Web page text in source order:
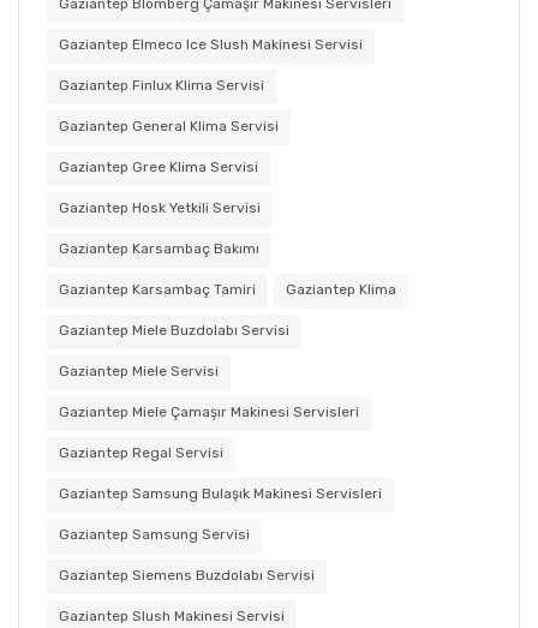
Gaziantep Elmeco Ice Slush Makinesi Servisi
Gaziantep Finlux Klima Servisi
Gaziantep General Klima Servisi
Gaziantep Gree Klima Servisi
Gaziantep Hosk Yetkili Servisi
Gaziantep Karsambaç Bakımı
Gaziantep Karsambaç Tamiri Gaziantep Klima
Gaziantep Miele Buzdolabı Servisi
Gaziantep Miele Servisi
Gaziantep Miele Çamaşır Makinesi Servisleri
Gaziantep Regal Servisi
Gaziantep Samsung Bulaşık Makinesi Servisleri
Gaziantep Samsung Servisi
Gaziantep Siemens Buzdolabı Servisi
Gaziantep Slush Makinesi Servisi